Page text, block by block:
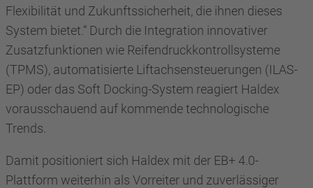
Flexibilität und Zukunftssicherheit, die ihnen dieses
System bietet.“ Durch die Integration innovativer
Zusatzfunktionen wie Reifendruckkontrollsysteme
(TPMS), automatisierte Liftachsensteuerungen (ILAS-
EP) oder das Soft Docking-System reagiert Haldex
vorausschauend auf kommende technologische
Trends.
Damit positioniert sich Haldex mit der EB+ 4.0-
Plattform weiterhin als Vorreiter und zuverlässiger